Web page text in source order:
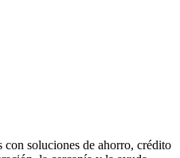
con soluciones de ahorro, crédito